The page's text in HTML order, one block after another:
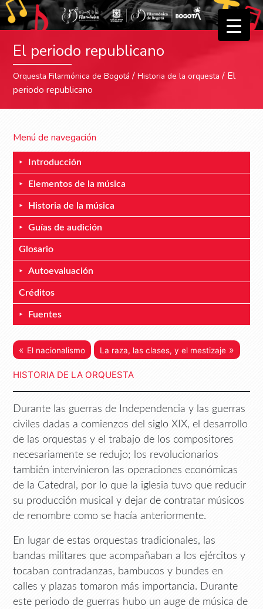
El periodo republicano
Orquesta Filarmónica de Bogotá /Historia de la orquesta / El
periodo republicano
Menú de navegación
Introducción
Elementos de la música
Historia de la música
Guías de audición
Glosario
Autoevaluación
Créditos
Fuentes
« El nacionalismo La raza, las clases, y el mestizaje »
HISTORIA DE LA ORQUESTA
Durante las guerras de Independencia y las guerras
civiles dadas a comienzos del siglo XIX, el desarrollo
de las orquestas y el trabajo de los compositores
necesariamente se redujo; los revolucionarios
también intervinieron las operaciones económicas
de la Catedral, por lo que la iglesia tuvo que reducir
su producción musical y dejar de contratar músicos
de renombre como se hacía anteriormente.
En lugar de estas orquestas tradicionales, las
bandas militares que acompañaban a los ejércitos y
tocaban contradanzas, bambucos y bundes en
calles y plazas tomaron más importancia. Durante
este periodo de guerras hubo un auge de música de